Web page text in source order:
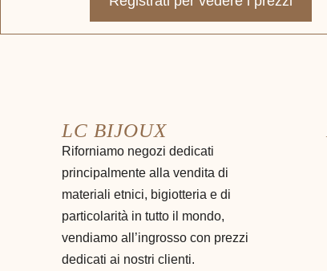
LC BIJOUX
Riforniamo negozi dedicati
principalmente alla vendita di
materiali etnici, bigiotteria e di
particolarità in tutto il mondo,
vendiamo all’ingrosso con prezzi
dedicati ai nostri clienti.